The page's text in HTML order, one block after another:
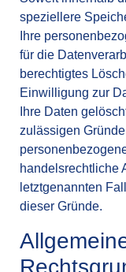
speziellere
Ihre
für die
berechtigtes
Einwilligung zur
Ihre Daten
zulässigen
handelsrechtliche
letztgenannten
dieser Gründe.